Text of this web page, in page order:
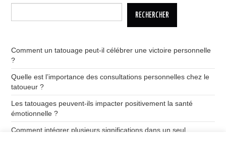
RECHERCHER
Comment un tatouage peut-il célébrer une victoire personnelle
?
Quelle est l’importance des consultations personnelles chez le
tatoueur ?
Les tatouages peuvent-ils impacter positivement la santé
émotionnelle ?
Comment intégrer plusieurs significations dans un seul